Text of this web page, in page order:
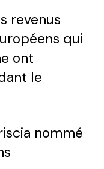
revenus
qui
ont
le
nommé